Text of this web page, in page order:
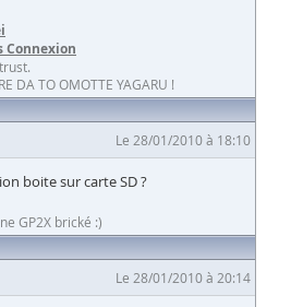
Connexion
DA TO OMOTTE YAGARU !
Le 28/01/2010 à 18:10
boite sur carte SD ?
GP2X brické :)
Le 28/01/2010 à 20:14